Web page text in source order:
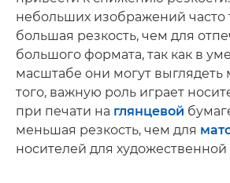
небольших изображений часто
большая резкость, чем для
большого формата, так как в
масштабе они могут выглядеть
того, важную роль играет
при печати на глянцевой
меньшая резкость, чем для
носителей для художественной